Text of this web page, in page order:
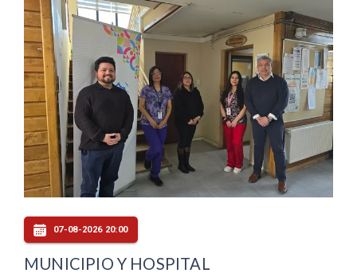
07-08-2026 20:00
MUNICIPIO Y HOSPITAL